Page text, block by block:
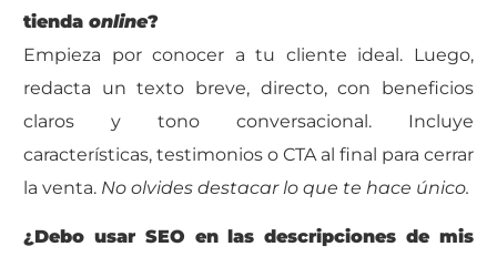
tienda online?
Empieza por conocer a tu cliente ideal. Luego,
redacta un texto breve, directo, con beneficios
claros y tono conversacional. Incluye
características, testimonios o CTA al final para cerrar
la venta. No olvides destacar lo que te hace único.
¿Debo usar SEO en las descripciones de mis